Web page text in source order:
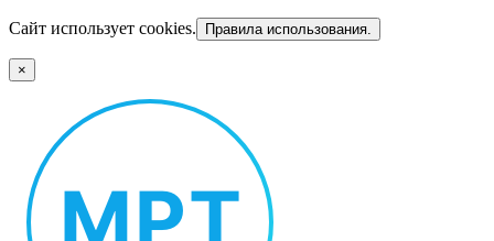
Сайт использует cookies. Правила использования.
×